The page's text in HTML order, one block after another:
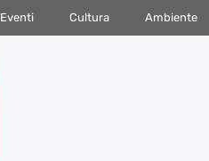
Eventi Cultura Ambiente